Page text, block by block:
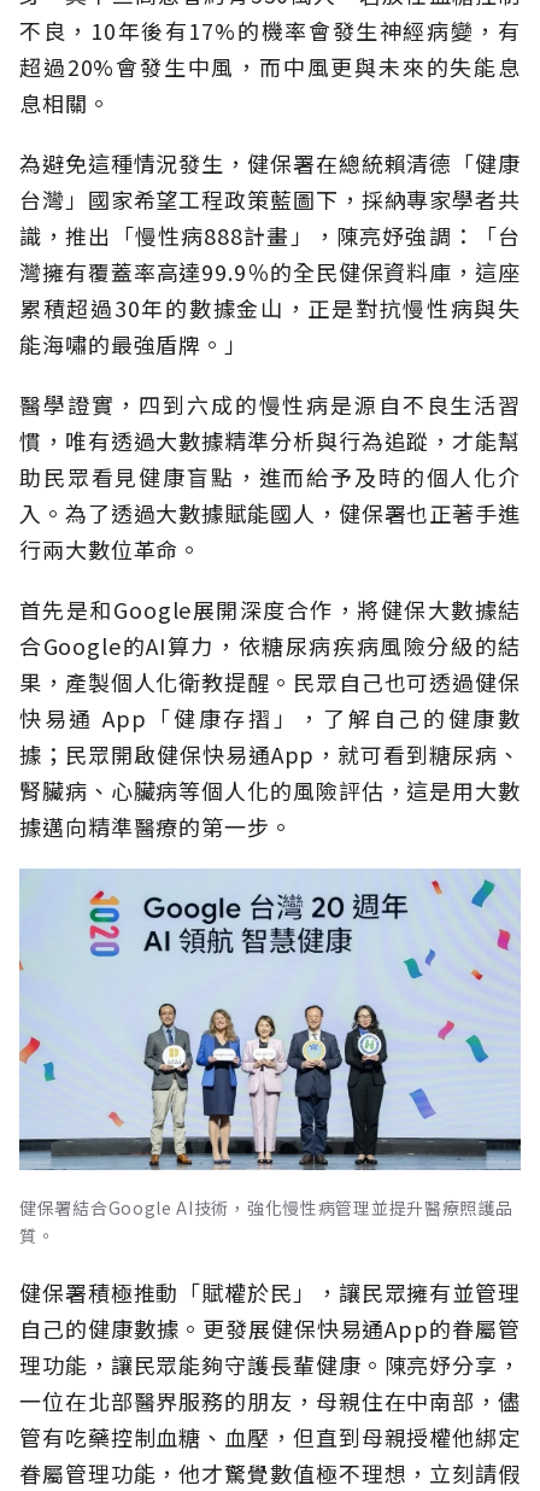
不良，10年後有17%的機率會發生神經病變，有
超過20%會發生中風，而中風更與未來的失能息
息相關。
為避免這種情況發生，健保署在總統賴清德「健康
台灣」國家希望工程政策藍圖下，採納專家學者共
識，推出「慢性病888計畫」，陳亮妤強調：「台
灣擁有覆蓋率高達99.9％的全民健保資料庫，這座
累積超過30年的數據金山，正是對抗慢性病與失
能海嘯的最強盾牌。」
醫學證實，四到六成的慢性病是源自不良生活習
慣，唯有透過大數據精準分析與行為追蹤，才能幫
助民眾看見健康盲點，進而給予及時的個人化介
入。為了透過大數據賦能國人，健保署也正著手進
行兩大數位革命。
首先是和Google展開深度合作，將健保大數據結
合Google的AI算力，依糖尿病疾病風險分級的結
果，產製個人化衛教提醒。民眾自己也可透過健保
快易通 App「健康存摺」，了解自己的健康數
據；民眾開啟健保快易通App，就可看到糖尿病、
腎臟病、心臟病等個人化的風險評估，這是用大數
據邁向精準醫療的第一步。
健保署結合Google AI技術，強化慢性病管理並提升醫療照護品
質。
健保署積極推動「賦權於民」，讓民眾擁有並管理
自己的健康數據。更發展健保快易通App的眷屬管
理功能，讓民眾能夠守護長輩健康。陳亮妤分享，
一位在北部醫界服務的朋友，母親住在中南部，儘
管有吃藥控制血糖、血壓，但直到母親授權他綁定
眷屬管理功能，他才驚覺數值極不理想，立刻請假